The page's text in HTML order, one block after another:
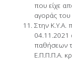
που είχε
αγοράς του
Στην Κ.Υ.Α.
04.11.2021
παθήσεων
Ε.Π.Π.Π.Α.